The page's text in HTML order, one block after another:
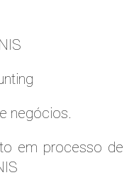
negócios.
em processo de